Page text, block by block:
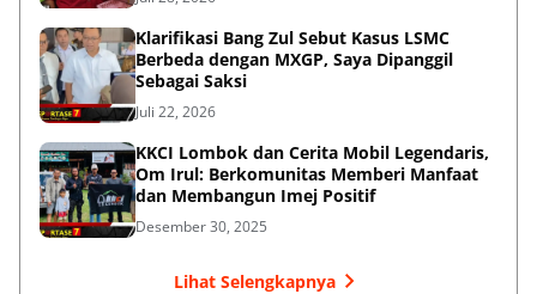
Klarifikasi Bang Zul Sebut Kasus LSMC
Berbeda dengan MXGP, Saya Dipanggil
Sebagai Saksi
Juli 22, 2026
KKCI Lombok dan Cerita Mobil Legendaris,
Om Irul: Berkomunitas Memberi Manfaat
dan Membangun Imej Positif
Desember 30, 2025
Lihat Selengkapnya